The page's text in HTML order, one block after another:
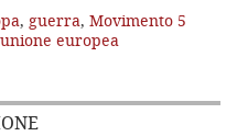
, guerra, Movimento 5
unione europea